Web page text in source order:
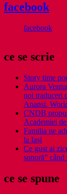
facebook
facebook
ce se scrie
Story time
Aurora
noi traduceri
Anansi.
CNDB
Academiei
Familia ne
la Iași
Ce gust ai
sonoră” când
ce se spune